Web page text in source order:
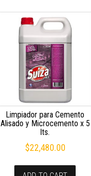
Limpiador para Cemento
Alisado y Microcemento x 5
lts.
$22,480.00